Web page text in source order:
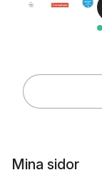
Mina sidor